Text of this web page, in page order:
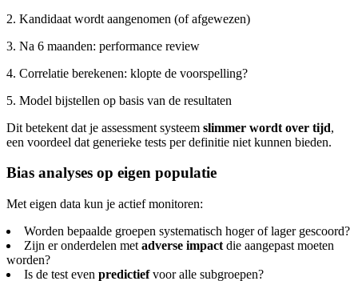
2. Kandidaat wordt aangenomen (of afgewezen)
3. Na 6 maanden: performance review
4. Correlatie berekenen: klopte de voorspelling?
5. Model bijstellen op basis van de resultaten
Dit betekent dat je assessment systeem slimmer wordt over tijd,
een voordeel dat generieke tests per definitie niet kunnen bieden.
Bias analyses op eigen populatie
Met eigen data kun je actief monitoren:
Worden bepaalde groepen systematisch hoger of lager gescoord?
Zijn er onderdelen met adverse impact die aangepast moeten
worden?
Is de test even predictiefvoor alle subgroepen?